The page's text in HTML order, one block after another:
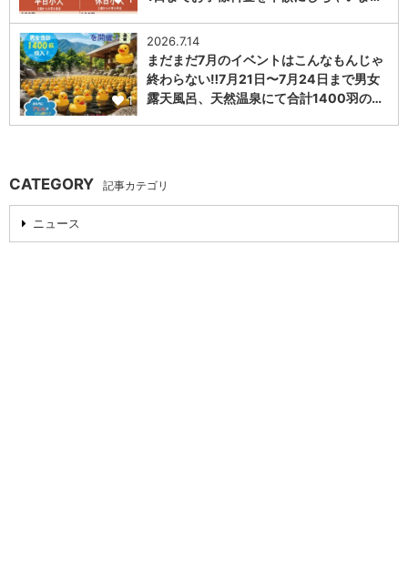
1
2026.7.14
まだまだ7月のイベントはこんなもんじゃ
終わらない‼️7月21日〜7月24日まで男女
露天風呂、天然温泉にて合計1400羽の…
CATEGORY 記事カテゴリ
ニュース